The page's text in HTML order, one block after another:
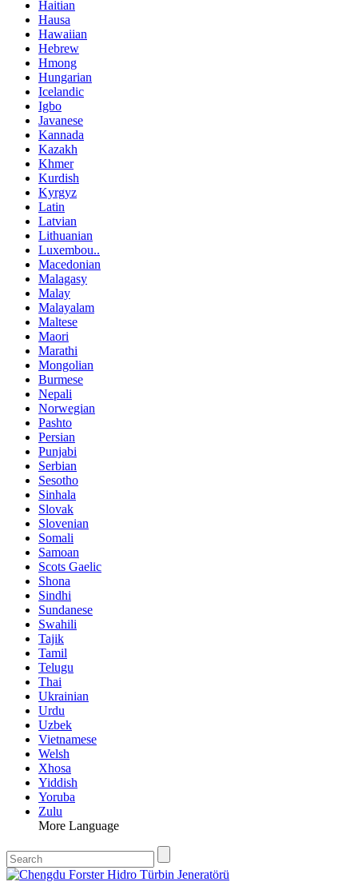
Haitian
Hausa
Hawaiian
Hebrew
Hmong
Hungarian
Icelandic
Igbo
Javanese
Kannada
Kazakh
Khmer
Kurdish
Kyrgyz
Latin
Latvian
Lithuanian
Luxembou..
Macedonian
Malagasy
Malay
Malayalam
Maltese
Maori
Marathi
Mongolian
Burmese
Nepali
Norwegian
Pashto
Persian
Punjabi
Serbian
Sesotho
Sinhala
Slovak
Slovenian
Somali
Samoan
Scots Gaelic
Shona
Sindhi
Sundanese
Swahili
Tajik
Tamil
Telugu
Thai
Ukrainian
Urdu
Uzbek
Vietnamese
Welsh
Xhosa
Yiddish
Yoruba
Zulu
More Language